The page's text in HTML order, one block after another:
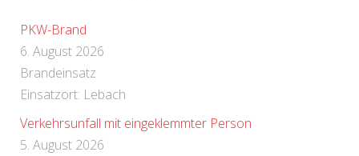
PKW-Brand
6. August 2026
Brandeinsatz
Einsatzort: Lebach
Verkehrsunfall mit eingeklemmter Person
5. August 2026